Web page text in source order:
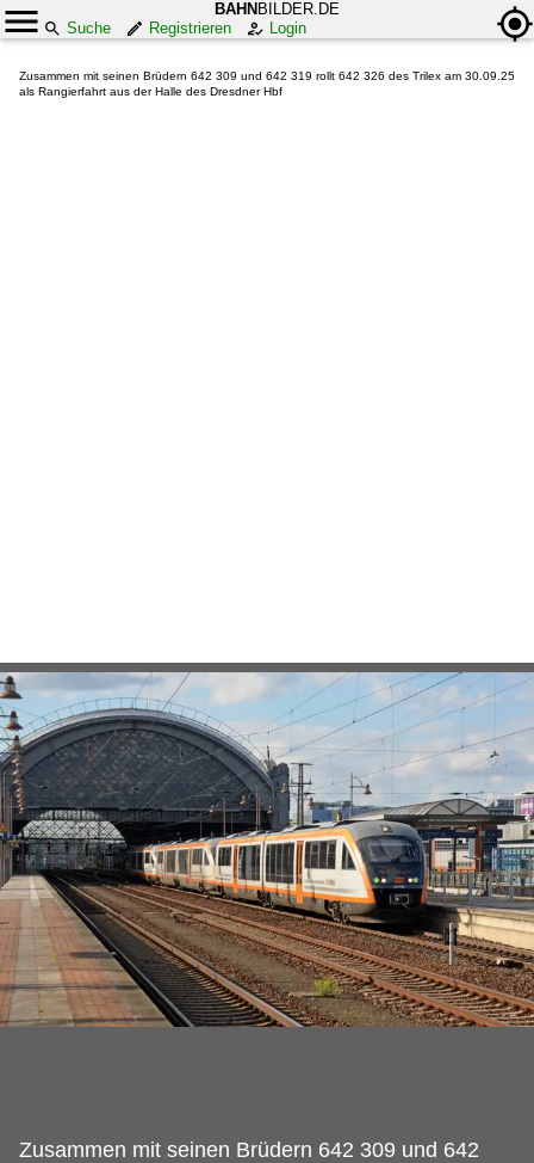
BAHN BILDER.DE
Suche
Registrieren Login
Zusammen mit seinen Brüdern 642 309 und 642 319 rollt 642 326 des Trilex am 30.09.25
als Rangierfahrt aus der Halle des Dresdner Hbf
Zusammen mit seinen Brüdern 642 309 und 642